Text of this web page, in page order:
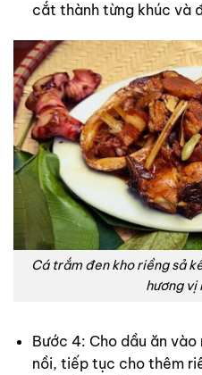
cắt thành từng khúc và
Cá trắm đen kho riềng sả
hương vị
Bước 4: Cho dầu ăn
nồi, tiếp tục cho thêm